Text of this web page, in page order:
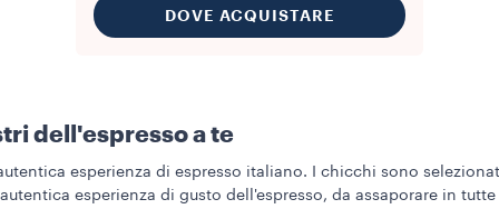
dell'espresso a te
esperienza di espresso italiano. I chicchi sono
esperienza di gusto dell'espresso, da assaporare in
DOVE ACQUISTARE